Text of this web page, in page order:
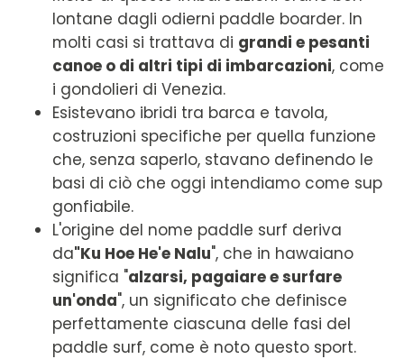
lontane dagli odierni paddle boarder. In
molti casi si trattava di grandi e pesanti
canoe o di altri tipi di imbarcazioni, come
i gondolieri di Venezia.
Esistevano ibridi tra barca e tavola,
costruzioni specifiche per quella funzione
che, senza saperlo, stavano definendo le
basi di ciò che oggi intendiamo come sup
gonfiabile.
L'origine del nome paddle surf deriva
da"Ku Hoe He'e Nalu", che in hawaiano
significa "alzarsi, pagaiare e surfare
un'onda", un significato che definisce
perfettamente ciascuna delle fasi del
paddle surf, come è noto questo sport.